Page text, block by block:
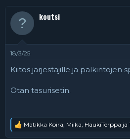
a
k
o
t
:
koutsi
18/3/25
Kiitos järjestäjille ja palkintojen
Otan tasurisetin.
R
Matikka Koira Miika HaukiTerppa ja